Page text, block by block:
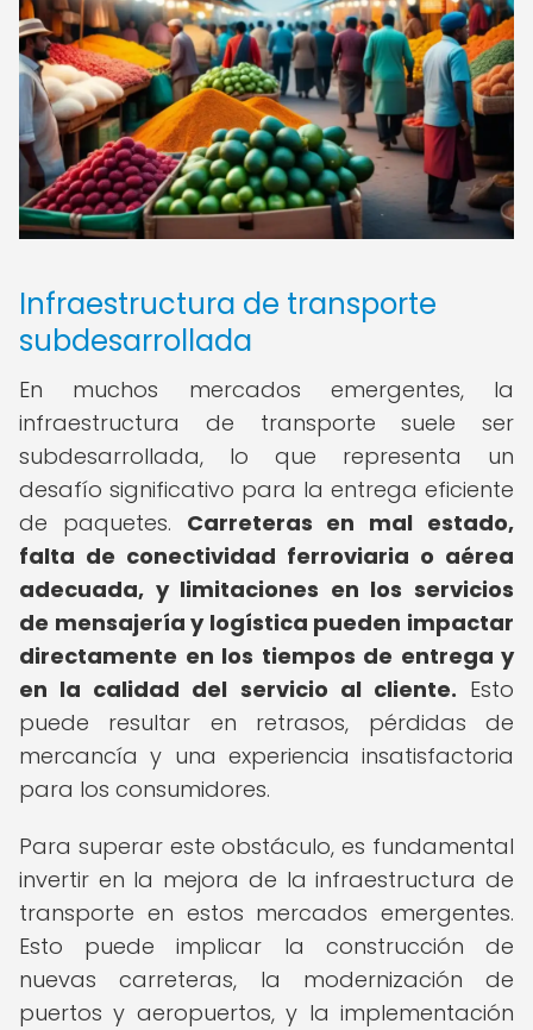
Infraestructura de transporte
subdesarrollada
En muchos mercados emergentes, la
infraestructura de transporte suele ser
subdesarrollada, lo que representa un
desafío significativo para la entrega eficiente
de paquetes. Carreteras en mal estado,
falta de conectividad ferroviaria o aérea
adecuada, y limitaciones en los servicios
de mensajería y logística pueden impactar
directamente en los tiempos de entrega y
en la calidad del servicio al cliente. Esto
puede resultar en retrasos, pérdidas de
mercancía y una experiencia insatisfactoria
para los consumidores.
Para superar este obstáculo, es fundamental
invertir en la mejora de la infraestructura de
transporte en estos mercados emergentes.
Esto puede implicar la construcción de
nuevas carreteras, la modernización de
puertos y aeropuertos, y la implementación